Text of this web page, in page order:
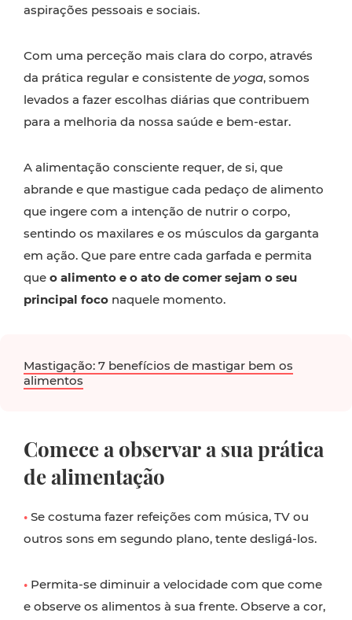
aspirações pessoais e sociais.
Com uma perceção mais clara do corpo, através
da prática regular e consistente de yoga, somos
levados a fazer escolhas diárias que contribuem
para a melhoria da nossa saúde e bem-estar.
A alimentação consciente requer, de si, que
abrande e que mastigue cada pedaço de alimento
que ingere com a intenção de nutrir o corpo,
sentindo os maxilares e os músculos da garganta
em ação. Que pare entre cada garfada e permita
que o alimento e o ato de comer sejam o seu
principal foco naquele momento.
Mastigação: 7 benefícios de mastigar bem os
alimentos
Comece a observar a sua prática
de alimentação
• Se costuma fazer refeições com música, TV ou
outros sons em segundo plano, tente desligá-los.
• Permita-se diminuir a velocidade com que come
e observe os alimentos à sua frente. Observe a cor,